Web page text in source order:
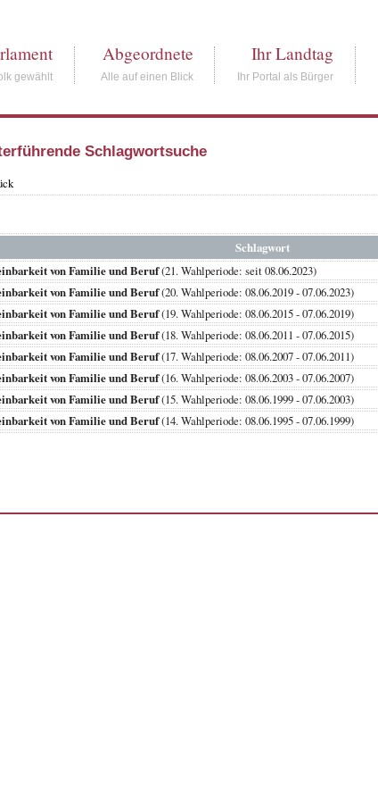
gewählt
Abgeordnete
Alle auf einen Blick
Ihr Landtag
Ihr Portal als Bürger
Schlagwortsuche
Schlagwort
von Familie und Beruf(21. Wahlperiode: seit 08.06.2023)
von Familie und Beruf(20. Wahlperiode: 08.06.2019 - 07.06.2023)
von Familie und Beruf(19. Wahlperiode: 08.06.2015 - 07.06.2019)
von Familie und Beruf(18. Wahlperiode: 08.06.2011 - 07.06.2015)
von Familie und Beruf(17. Wahlperiode: 08.06.2007 - 07.06.2011)
von Familie und Beruf(16. Wahlperiode: 08.06.2003 - 07.06.2007)
von Familie und Beruf(15. Wahlperiode: 08.06.1999 - 07.06.2003)
von Familie und Beruf(14. Wahlperiode: 08.06.1995 - 07.06.1999)